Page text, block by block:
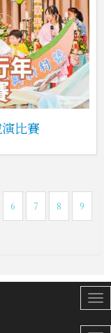
比賽
6 7 8 9